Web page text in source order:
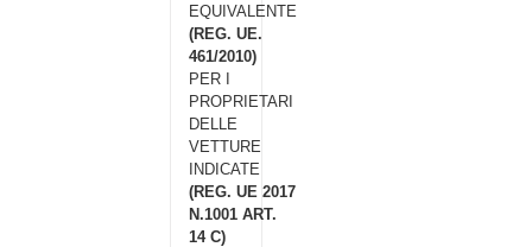
EQUIVALENTE
(REG. UE.
461/2010)
PER I
PROPRIETARI
DELLE
VETTURE
INDICATE
(REG. UE 2017
N.1001 ART.
14 C)